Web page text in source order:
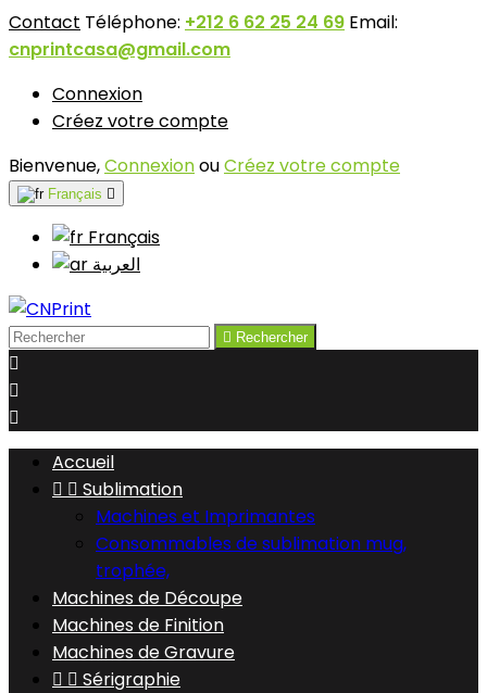
Contact Téléphone: +212 6 62 25 24 69 Email:
cnprintcasa@gmail.com
Connexion
Créez votre compte
Bienvenue,ConnexionouCréez votre compte
Français 
Français
‫العربية
 Rechercher



Accueil
  Sublimation
Machines et Imprimantes
Consommables de sublimation mug,
trophée,
Machines de Découpe
Machines de Finition
Machines de Gravure
  Sérigraphie